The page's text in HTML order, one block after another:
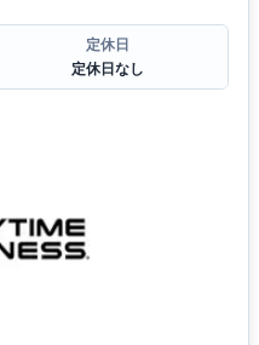
定休日
定休日なし